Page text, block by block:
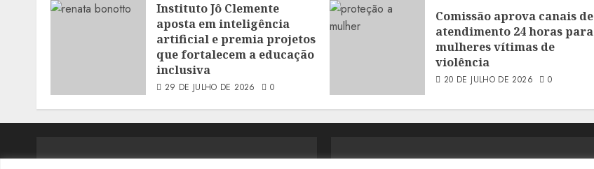
Instituto Jô Clemente
aposta em inteligência
artificial e premia projetos
que fortalecem a educação
inclusiva
29 DE JULHO DE 2026 0
Comissão aprova canais de
atendimento 24 horas para
mulheres vítimas de
violência
20 DE JULHO DE 2026 0